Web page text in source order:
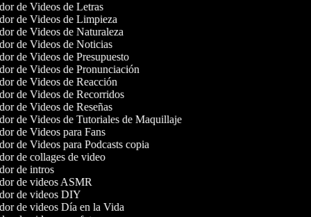
de Videos de Letras
de Videos de Limpieza
de Videos de Naturaleza
de Videos de Noticias
de Videos de Presupuesto
de Videos de Pronunciación
de Videos de Reacción
de Videos de Recorridos
de Videos de Reseñas
de Videos de Tutoriales de Maquillaje
de Videos para Fans
de Videos para Podcasts copia
de collages de video
de intros
de videos ASMR
de videos DIY
de videos Día en la Vida